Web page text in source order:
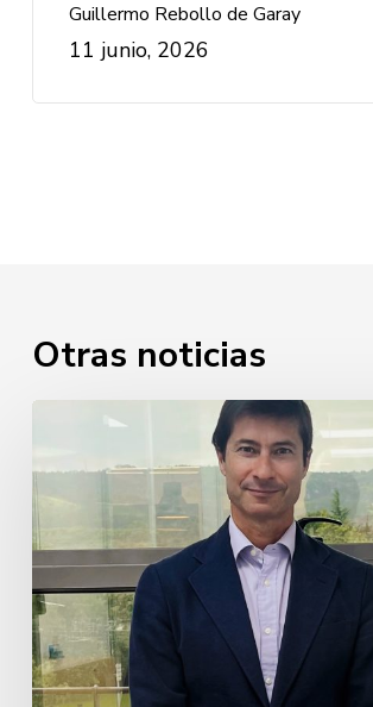
Guillermo Rebollo de Garay
11 junio, 2026
Otras noticias